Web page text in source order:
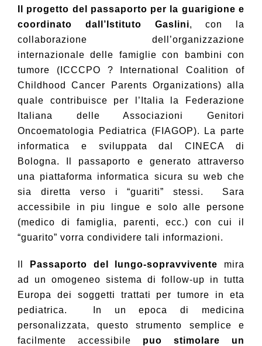
Il progetto del passaporto per la guarigione e
coordinato dall’Istituto Gaslini, con la
collaborazione dell’organizzazione
internazionale delle famiglie con bambini con
tumore (ICCCPO ? International Coalition of
Childhood Cancer Parents Organizations) alla
quale contribuisce per l’Italia la Federazione
Italiana delle Associazioni Genitori
Oncoematologia Pediatrica (FIAGOP). La parte
informatica e sviluppata dal CINECA di
Bologna. Il passaporto e generato attraverso
una piattaforma informatica sicura su web che
sia diretta verso i “guariti” stessi.
Sara
accessibile in piu lingue e solo alle persone
(medico di famiglia, parenti, ecc.) con cui il
“guarito” vorra condividere tali informazioni.
Passaporto del lungo-sopravvivente mira
ad un omogeneo sistema di follow-up in tutta
Europa dei soggetti trattati per tumore in eta
pediatrica.
In un epoca di medicina
personalizzata, questo strumento semplice e
facilmente accessibile puo stimolare un